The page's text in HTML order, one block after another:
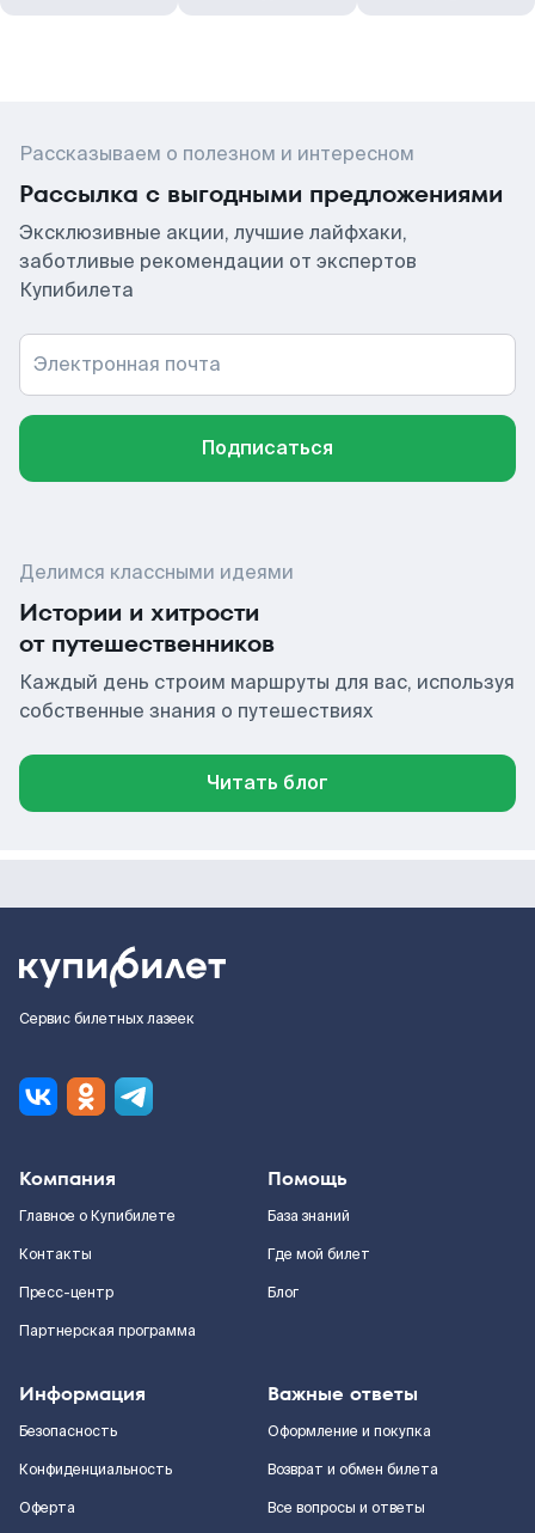
Рассказываем о полезном и интересном
Рассылка с выгодными предложениями
Эксклюзивные акции, лучшие лайфхаки,
заботливые рекомендации от экспертов
Купибилета
Электронная почта
Подписаться
Делимся классными идеями
Истории и хитрости
от путешественников
Каждый день строим маршруты для вас, используя
собственные знания о путешествиях
Читать блог
Сервис билетных лазеек
Компания
Главное о Купибилете
Контакты
Пресс-центр
Партнерская программа
Помощь
База знаний
Где мой билет
Блог
Информация
Безопасность
Конфиденциальность
Оферта
Важные ответы
Оформление и покупка
Возврат и обмен билета
Все вопросы и ответы